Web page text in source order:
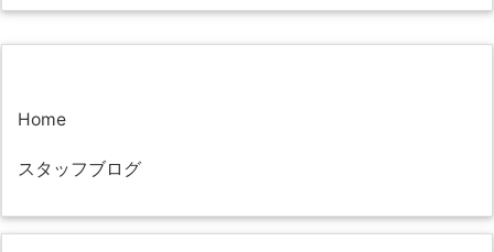
Home
スタッフブログ